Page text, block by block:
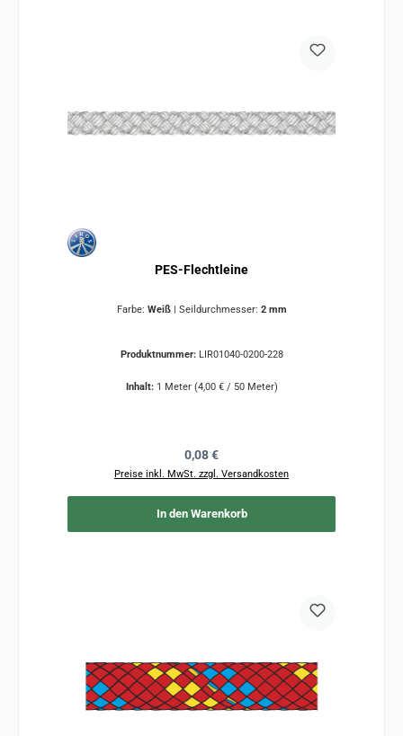
PES-Flechtleine
Farbe: Weiß Seildurchmesser: 2 mm
Produktnummer: LIR01040-0200-228
Inhalt: 1 Meter (4,00 € / 50 Meter)
Regulärer Preis:
0,08 €
Preise inkl. MwSt. zzgl. Versandkosten
In den Warenkorb